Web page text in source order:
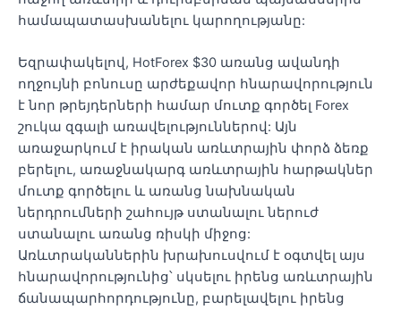
համապատասխանելու կարողությանը:
Եզրափակելով, HotForex $30 առանց ավանդի
ողջույնի բոնուսը արժեքավոր հնարավորություն
է նոր թրեյդերների համար մուտք գործել Forex
շուկա զգալի առավելություններով: Այն
առաջարկում է իրական առևտրային փորձ ձեռք
բերելու, առաջնակարգ առևտրային հարթակներ
մուտք գործելու և առանց նախնական
ներդրումների շահույթ ստանալու ներուժ
ստանալու առանց ռիսկի միջոց:
Առևտրականներին խրախուսվում է օգտվել այս
հնարավորությունից՝ սկսելու իրենց առևտրային
ճանապարհորդությունը, բարելավելու իրենց